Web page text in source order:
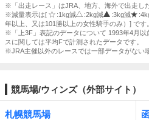
※「出走レース」はJRA、地方、海外で出走し
※減量表示は[
:1kg減 :2kg減 :3kg減
年以上、又は101勝以上の女性騎手のみ）] です。
※「上3F」表記のデータについて 1993年4月
スに関しては平均Fで計測されたデータです。
※JRA主催以外のレースでは一部データがない
競馬場/ウィンズ（外部サイト）
札幌競馬場